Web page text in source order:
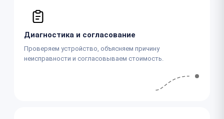
Диагностика и согласование
Проверяем устройство, объясняем причину
неисправности и согласовываем стоимость.